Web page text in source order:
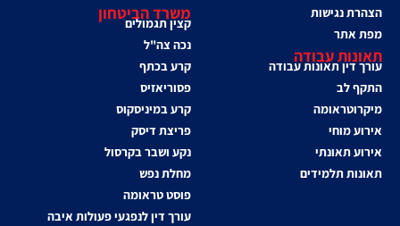
הצהרת נגישות
מפת אתר
תאונות עבודה
עורך דין תאונות עבודה
התקף לב
מיקרוטראומה
אירוע מוחי
אירוע תאונתי
תאונות תלמידים
משרד הביטחון
קצין תגמולים
נכה צה"ל
קרע בכתף
פסוריאזיס
קרע במיניסקוס
פריצת דיסק
נקע ושבר בקרסול
מחלת נפש
פוסט טראומה
עורך דין לנפגעי פעולות איבה